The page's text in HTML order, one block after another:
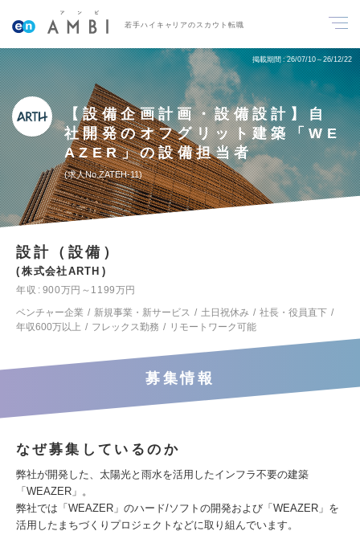
若手ハイキャリアのスカウト転職
掲載期間 26/07/10～26/12/22
【設備企画計画・設備設計】自
社開発のオフグリット建築「WE
AZER」の設備担当者
求人No.ZATEH-11
設計（設備）
株式会社ARTH
年収
900万円～1199万円
ベンチャー企業
新規事業・新サービス 土日祝休み
社長・役員直下
年収600万以上
フレックス勤務 リモートワーク可能
募集情報
なぜ募集しているのか
弊社が開発した、太陽光と雨水を活用したインフラ不要の建築
「WEAZER」。
弊社では「WEAZER」のハード/ソフトの開発および「WEAZER」を
活用したまちづくりプロジェクトなどに取り組んでいます。